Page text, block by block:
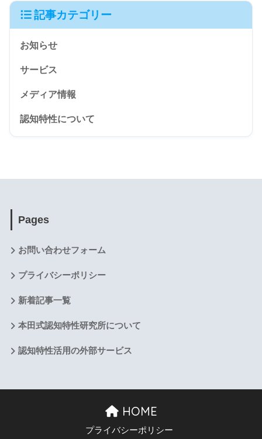
記事カテゴリー
お知らせ
サービス
メディア情報
認知特性について
Pages
お問い合わせフォーム
プライバシーポリシー
新着記事一覧
本田式認知特性研究所について
認知特性活用の外部サービス
HOME
プライバシーポリシー